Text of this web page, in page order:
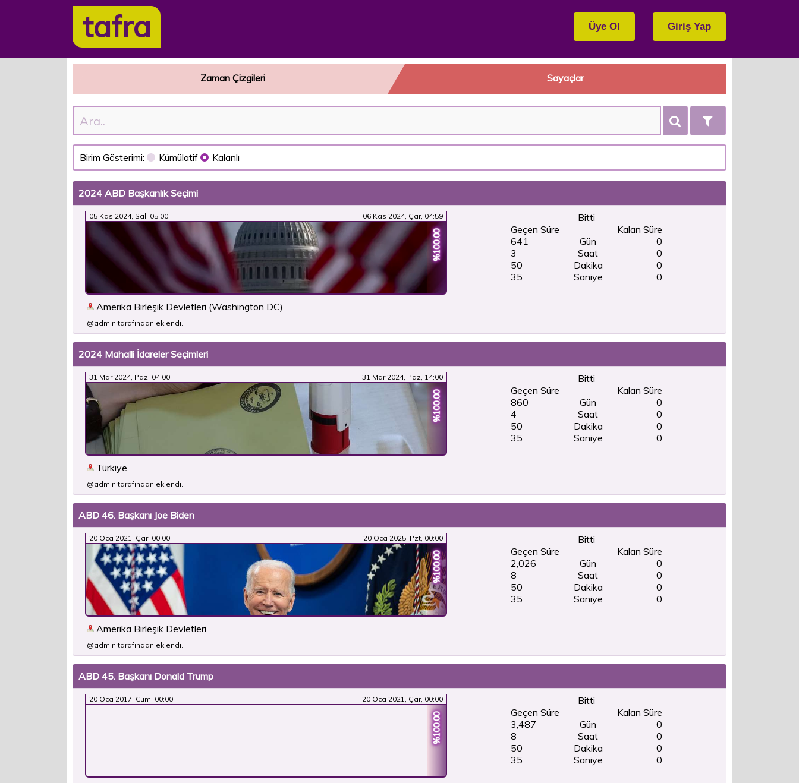
tafra
Zaman Çizgileri Sayaçlar
Birim Gösterimi: Kümülatif Kalanlı
2024 ABD Başkanlık Seçimi
05 Kas 2024, Sal, 05:00 06 Kas 2024, Çar, 04:59
%100.00
Amerika Birleşik Devletleri (Washington DC)
@admin tarafından eklendi.
Bitti
Geçen Süre
641
3
50
36
Gün
Saat
Dakika
Saniye
Kalan Süre
0
0
0
0
2024 Mahalli İdareler Seçimleri
31 Mar 2024, Paz, 04:00 31 Mar 2024, Paz, 14:00
%100.00
Türkiye
@admin tarafından eklendi.
Bitti
Geçen Süre
860
4
50
36
Gün
Saat
Dakika
Saniye
Kalan Süre
0
0
0
0
ABD 46. Başkanı Joe Biden
20 Oca 2021, Çar, 00:00 20 Oca 2025, Pzt, 00:00
%100.00
Amerika Birleşik Devletleri
@admin tarafından eklendi.
Bitti
Geçen Süre
2,026
8
50
36
Gün
Saat
Dakika
Saniye
Kalan Süre
0
0
0
0
ABD 45. Başkanı Donald Trump
20 Oca 2017, Cum, 00:00 20 Oca 2021, Çar, 00:00
%100.00
Bitti
Geçen Süre
3,487
8
50
36
Gün
Saat
Dakika
Saniye
Kalan Süre
0
0
0
0